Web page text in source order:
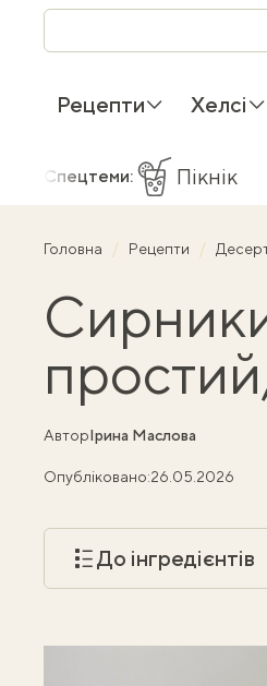
Рецепти Хелсі
Спецтеми: Пікнік
Головна Рецепти
АвторІрина Маслова
Опубліковано:26.05.2026
До інгредієнтів